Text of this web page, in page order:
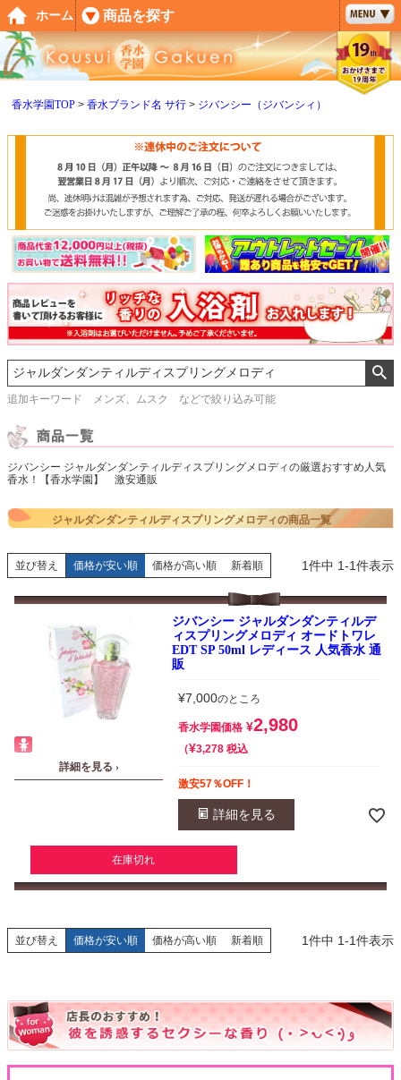
香水学園TOP 香水ブランド名 サ行 ジバンシー（ジバンシィ）
追加キーワード メンズ、ムスク などで絞り込み可能
ジバンシー ジャルダンダンティルディスプリングメロディの厳選おすすめ人気
香水！【香水学園】 激安通販
ジャルダンダンティルディスプリングメロディの商品一覧
並び替え 価格が安い順 価格が高い順 新着順 1件中 1-1件表示
詳細を見る ›
ジバンシー ジャルダンダンティルデ
ィスプリングメロディ オードトワレ
EDT SP 50ml レディース 人気香水 通
販
¥7,000のところ
香水学園価格 ¥2,980
¥3,278 税込
激安57％OFF！
詳細を見る
在庫切れ
並び替え 価格が安い順 価格が高い順 新着順 1件中 1-1件表示
ペー
ジト
ップ
へ
ホーム 商品を探す